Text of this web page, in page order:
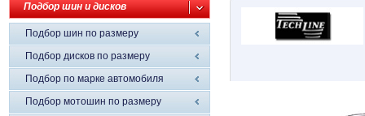
Подбор шин и дисков
Подбор шин по размеру
Подбор дисков по размеру
Подбор по марке автомобиля
Подбор мотошин по размеру